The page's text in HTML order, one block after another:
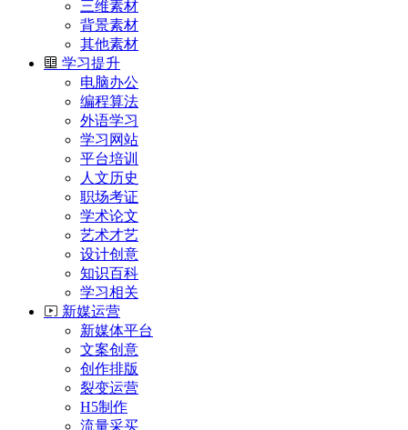
三维素材
背景素材
其他素材
学习提升
电脑办公
编程算法
外语学习
学习网站
平台培训
人文历史
职场考证
学术论文
艺术才艺
设计创意
知识百科
学习相关
新媒运营
新媒体平台
文案创意
创作排版
裂变运营
H5制作
流量采买